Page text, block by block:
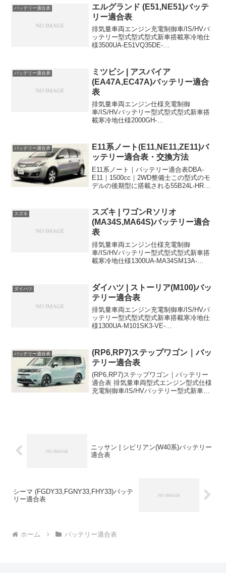
バッテリー適合表
エルグランド (E51,NE51)バッテ
リー適合表
排気量車両エンジン充電制御車/IS/HVバ
ッテリー型式型式型式新車搭載寒冷地仕
様3500UA-E51VQ35DE-
80D...
バッテリー適合表
ミツビシ | アスパイア
(EA47A,EC47A)バッテリー適合
表
排気量車両エンジン仕様充電制御
車/IS/HVバッテリー型式型式型式新車搭
載寒冷地仕様2000GH-
に適合するおすすめバッテリ...
バッテリー適合表
E11系ノート(E11,NE11,ZE11)バ
ッテリー適合表・交換方法
E11系ノート｜バッテリー適合表DBA-
E11｜1500cc｜2WD整備士この型式のモ
デルの後期型に搭載される55B24L-HRは
リーの55B24Lと互換性があります。...
スズキ
スズキ | ワゴンRソリオ
(MA34S,MA64S)バッテリー適合
表
排気量車両エンジン仕様充電制御
車/IS/HVバッテリー型式型式型式新車搭
載寒冷地仕様1300UA-MA34SM13A-
ダイハツ
ダイハツ | ストーリア(M100)バッ
テリー適合表
排気量車両エンジン充電制御車/IS/HVバ
ッテリー型式型式型式新車搭載寒冷地仕
様1300UA-M101SK3-VE-
バッテリー適合表
(RP6,RP7)ステップワゴン｜バッ
テリー適合表
(RP6,RP7)ステップワゴン｜バッテリー
適合表 排気量車両型式エンジン型式仕様
充電制御車/IS/HVバッテリー型式新車搭
ニッサン | シビリアン(W40系)バッテリー
適合表
シーマ (FGDY33,FGNY33,FHY33)バッテ
リー適合表
ホーム バッテリー適合表